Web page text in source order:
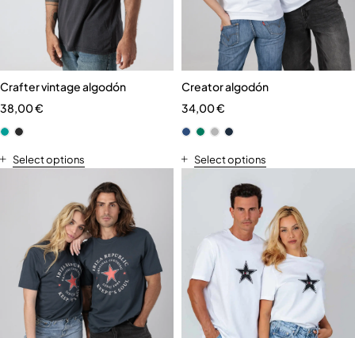
Crafter vintage algodón
38,00€
Select options
Creator algodón
34,00€
Select options